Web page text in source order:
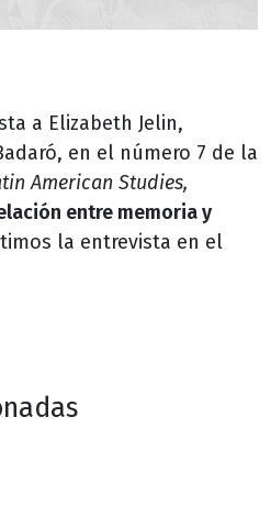
a Elizabeth Jelin,
en el número 7 de la
American Studies,
entre memoria y
la entrevista en el